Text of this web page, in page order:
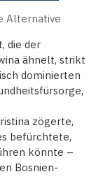
Alternative
die der
ähnelt, strikt
dominierten
zögerte,
befürchtete,
könnte –
Bosnien-